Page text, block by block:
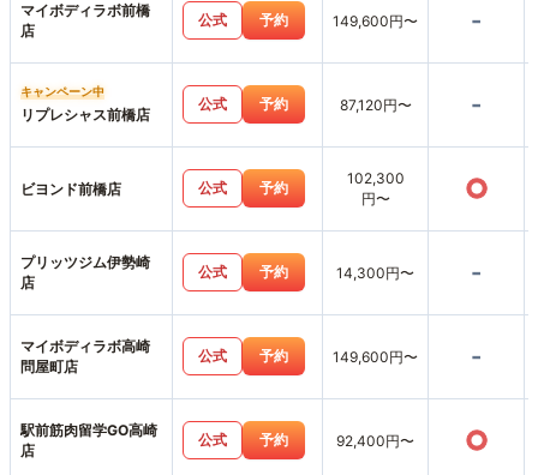
マイボディラボ前橋
店
公式 予約 149,600円〜 -
キャンペーン中
リプレシャス前橋店
公式 予約 87,120円〜 -
ビヨンド前橋店 公式 予約
102,300
円〜
○
プリッツジム伊勢崎
店
公式 予約 14,300円〜 -
マイボディラボ高崎
問屋町店
公式 予約 149,600円〜 -
駅前筋肉留学GO高崎
店
公式 予約 92,400円〜 ○